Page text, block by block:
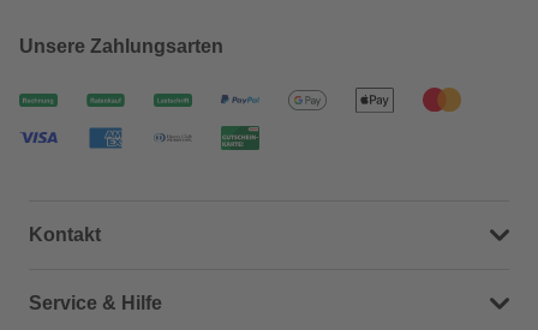
Unsere Zahlungsarten
Kontakt
Dein Kontakt zu uns
Service & Hilfe